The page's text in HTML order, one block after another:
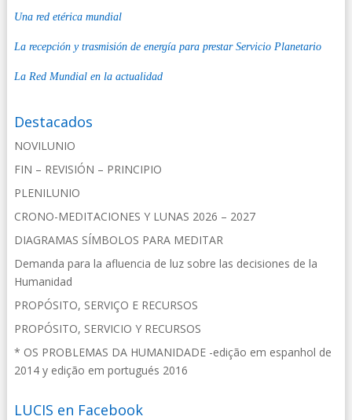
Una red etérica mundial
La recepción y trasmisión de energía para prestar Servicio Planetario
La Red Mundial en la actualidad
Destacados
NOVILUNIO
FIN – REVISIÓN – PRINCIPIO
PLENILUNIO
CRONO-MEDITACIONES Y LUNAS 2026 – 2027
DIAGRAMAS SÍMBOLOS PARA MEDITAR
Demanda para la afluencia de luz sobre las decisiones de la
Humanidad
PROPÓSITO, SERVIÇO E RECURSOS
PROPÓSITO, SERVICIO Y RECURSOS
* OS PROBLEMAS DA HUMANIDADE -edição em espanhol de
2014 y edição em portugués 2016
LUCIS en Facebook